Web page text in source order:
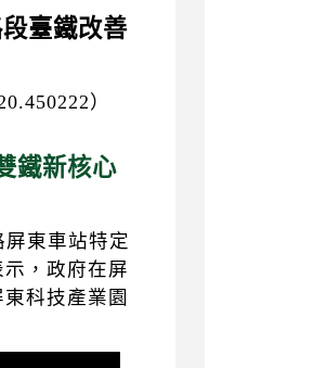
臺鐵改善
）
鐵新核心
東車站特定
，政府在屏
科技產業園